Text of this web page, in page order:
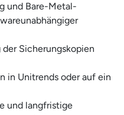
und Bare-Metal-
Sicherungskopien
in Unitrends oder auf ein
und langfristige